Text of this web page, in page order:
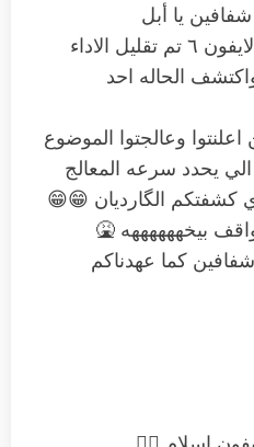
يا أبل
موضوع بطاريه الايفون ٦ تم تقليل الاداء
الحاله احد
وعالجتوا الموضوع
يحدد سرعه المعالج
كشفتكم الگارديان 😁😁
بيخههههههه 🤮
كما عهدناكم